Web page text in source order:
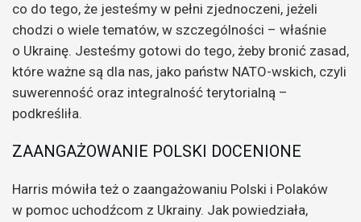
co do tego, że jesteśmy w pełni zjednoczeni, jeżeli
chodzi o wiele tematów, w szczególności – właśnie
o Ukrainę. Jesteśmy gotowi do tego, żeby bronić zasad,
które ważne są dla nas, jako państw NATO-wskich, czyli
suwerenność oraz integralność terytorialną –
podkreśliła.
ZAANGAŻOWANIE POLSKI DOCENIONE
Harris mówiła też o zaangażowaniu Polski i Polaków
w pomoc uchodźcom z Ukrainy. Jak powiedziała,